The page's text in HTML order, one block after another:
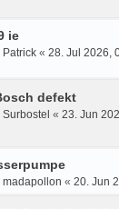
ie
Patrick « 28. Jul 2026,
defekt
Surbostel « 23. Jun
madapollon « 20. Jun